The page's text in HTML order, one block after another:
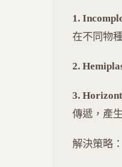
1.
在不同物
2.
3.
傳遞，產
解決策略：